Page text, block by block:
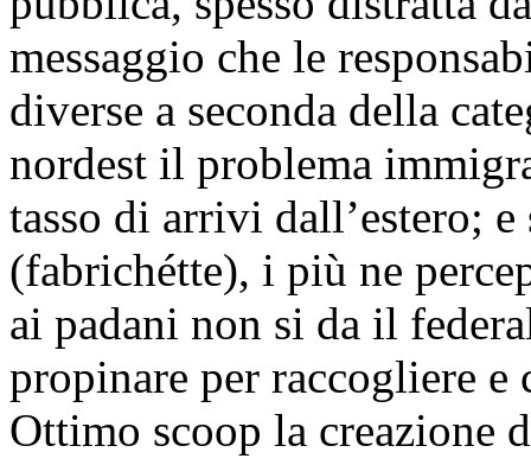
messaggio che le
diverse a seconda della
nordest il problema
tasso di arrivi dall’estero;
(fabrichétte), i più ne
ai padani non si da il
propinare per raccogliere e
Ottimo scoop la creazione